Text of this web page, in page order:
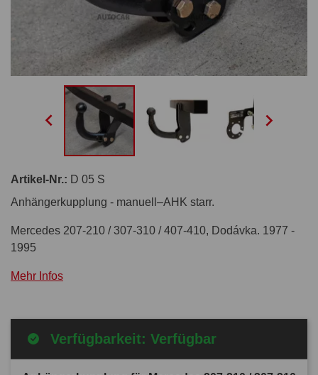
 
Artikel-Nr.: D 05 S
Anhängerkupplung - manuell–AHK starr.
Mercedes 207-210 / 307-310 / 407-410, Dodávka. 1977 -
1995
Mehr Infos
Verfügbarkeit: Verfügbar